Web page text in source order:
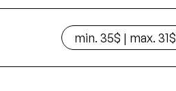
min. 35$ | max. 31$